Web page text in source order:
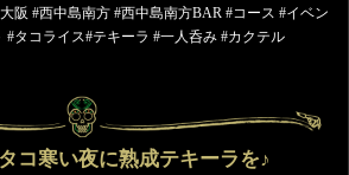
阪 #西中島南方 #西中島南方BAR #コース #イベン
#タコライス#テキーラ #一人呑み #カクテル
コ寒い夜に熟成テキーラを♪